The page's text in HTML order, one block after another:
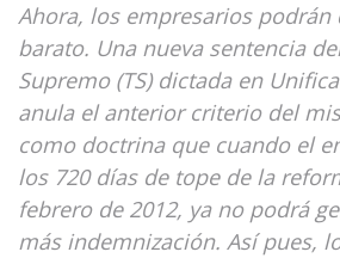
Ahora, los empresarios podrán
barato. Una nueva sentencia
Supremo (TS) dictada en
anula el anterior criterio del
como doctrina que cuando el
los 720 días de tope de la
febrero de 2012, ya no podrá
más indemnización. Así pues,